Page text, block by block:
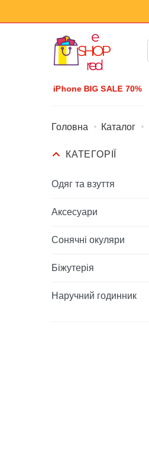
iPhone BIG SALE 70%
Головна Каталог
КАТЕГОРІЇ
Одяг та взуття
Аксесуари
Сонячні окуляри
Біжутерія
Наручний годинник